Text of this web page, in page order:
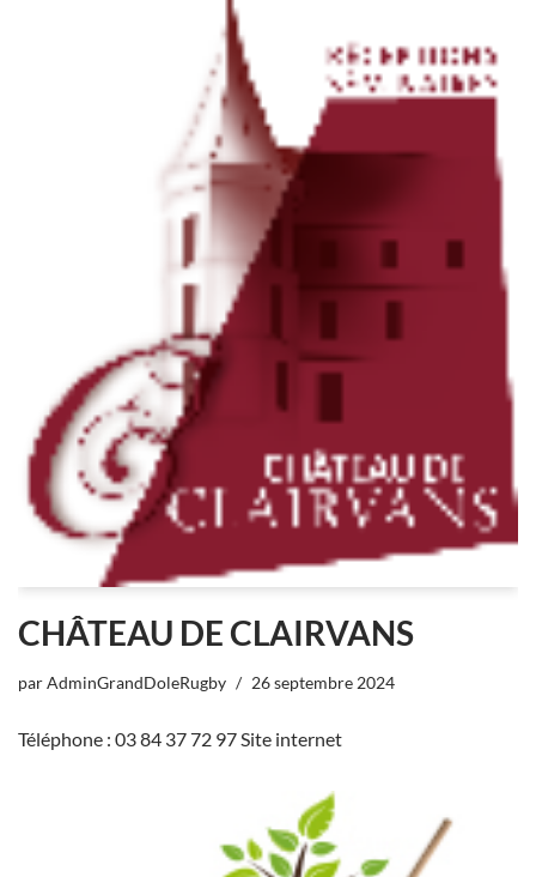
CHÂTEAU DE CLAIRVANS
parAdminGrandDoleRugby 26 septembre 2024
Téléphone : 03 84 37 72 97 Site internet